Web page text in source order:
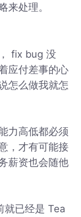
来处理。
fix bug 没
应付差事的心
怎么做我就怎
力高低都必须
，才有可能接
薪资也会随他
就已经是 Tea